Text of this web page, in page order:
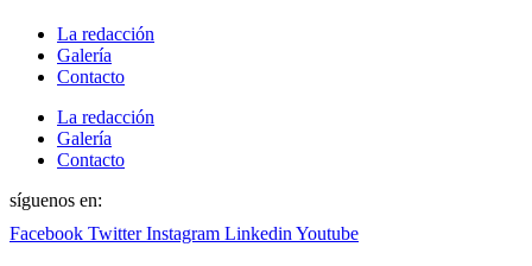
La redacción
Galería
Contacto
La redacción
Galería
Contacto
síguenos en:
Facebook Twitter Instagram Linkedin Youtube